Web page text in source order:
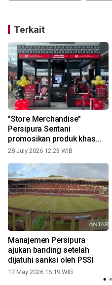
Terkait
"Store Merchandise"
Persipura Sentani
promosikan produk khas
Papua
28 July 2026 12:23 WIB
Manajemen Persipura
ajukan banding setelah
dijatuhi sanksi oleh PSSI
17 May 2026 16:19 WIB